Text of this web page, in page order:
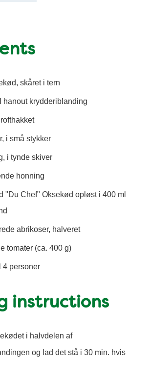
skåret i tern
hanout krydderiblanding
i små stykker
i tynde skiver
honning
"Du Chef" Oksekød opløst i 400 ml
abrikoser, halveret
tomater (ca. 400 g)
4 personer
instructions
i halvdelen af
og lad det stå i 30 min. hvis